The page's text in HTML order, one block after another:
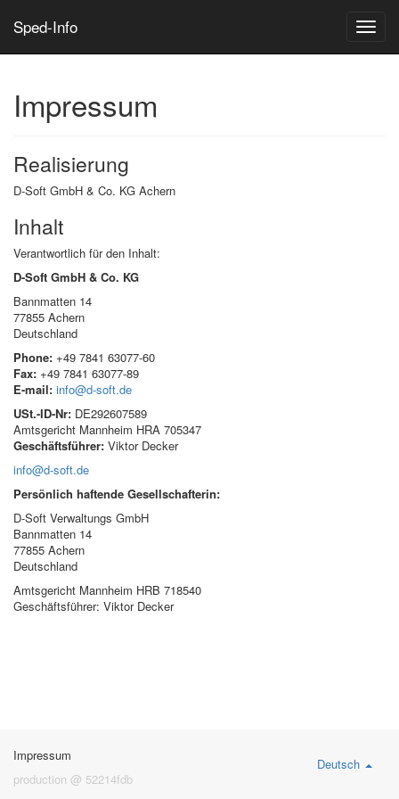
Toggle
Sped-Info
Impressum
Realisierung
D-Soft GmbH & Co. KG Achern
Inhalt
Verantwortlich für den Inhalt:
D-Soft GmbH & Co. KG
Bannmatten 14
77855 Achern
Deutschland
Phone: +49 7841 63077-60
Fax: +49 7841 63077-89
E-mail: info@d-soft.de
USt.-ID-Nr: DE292607589
Amtsgericht Mannheim HRA 705347
Geschäftsführer: Viktor Decker
info@d-soft.de
Persönlich haftende Gesellschafterin:
D-Soft Verwaltungs GmbH
Bannmatten 14
77855 Achern
Deutschland
Amtsgericht Mannheim HRB 718540
Geschäftsführer: Viktor Decker
Impressum
production @ 52214fdb
Deutsch